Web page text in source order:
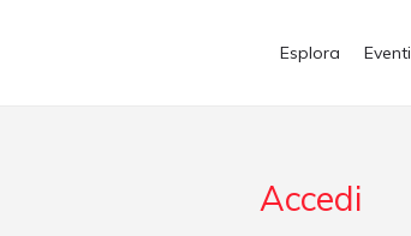
Esplora Eventi
Accedi